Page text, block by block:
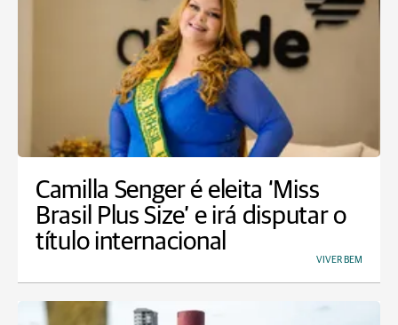
Camilla Senger é eleita ‘Miss
Brasil Plus Size’ e irá disputar o
título internacional
VIVER BEM